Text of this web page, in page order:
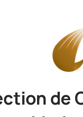
de